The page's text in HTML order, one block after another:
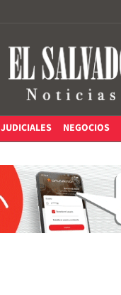
JUDICIALES NEGOCIOS